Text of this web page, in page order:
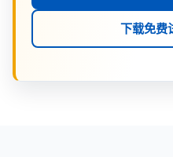
下载免费